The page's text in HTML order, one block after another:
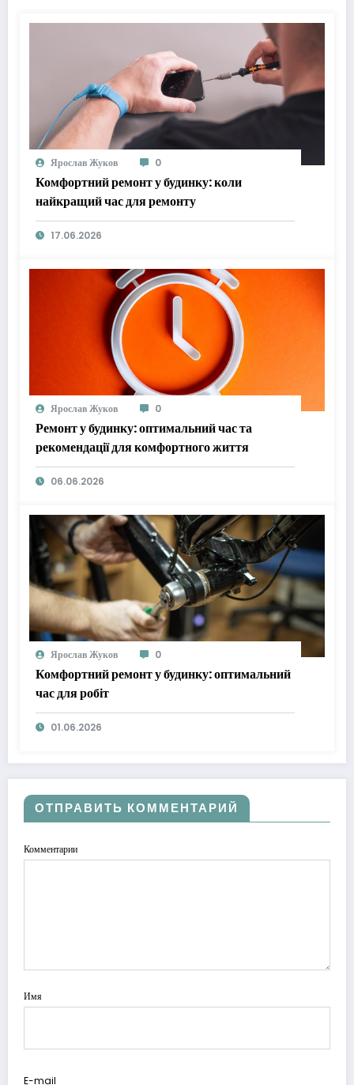
Ярослав Жуков 0
Комфортний ремонт у будинку: коли
найкращий час для ремонту
17.06.2026
Ярослав Жуков 0
Ремонт у будинку: оптимальний час та
рекомендації для комфортного життя
06.06.2026
Ярослав Жуков 0
Комфортний ремонт у будинку: оптимальний
час для робіт
01.06.2026
ОТПРАВИТЬ КОММЕНТАРИЙ
Комментарии
Имя
E-mail